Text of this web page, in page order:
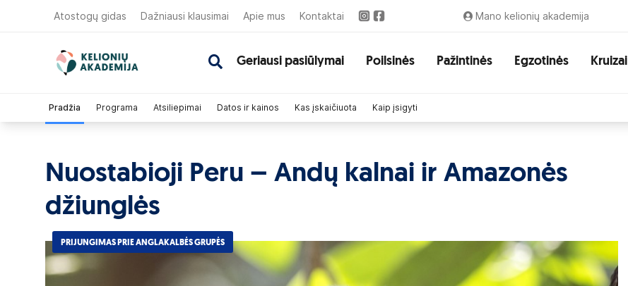
Atostogų gidas Dažniausi klausimai Apie mus Kontaktai Mano kelionių akademija
Geriausi pasiūlymai Poilsinės Pažintinės Egzotinės Kruizai
Nuostabioji Peru – Andų kalnai ir Amazonės
džiunglės
Pradžia Programa Atsiliepimai Datos ir kainos Kas įskaičiuota Kaip įsigyti
PRIJUNGIMAS PRIE ANGLAKALBĖS GRUPĖS